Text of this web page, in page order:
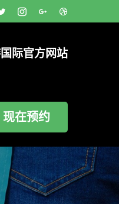
际官方网站
现在预约